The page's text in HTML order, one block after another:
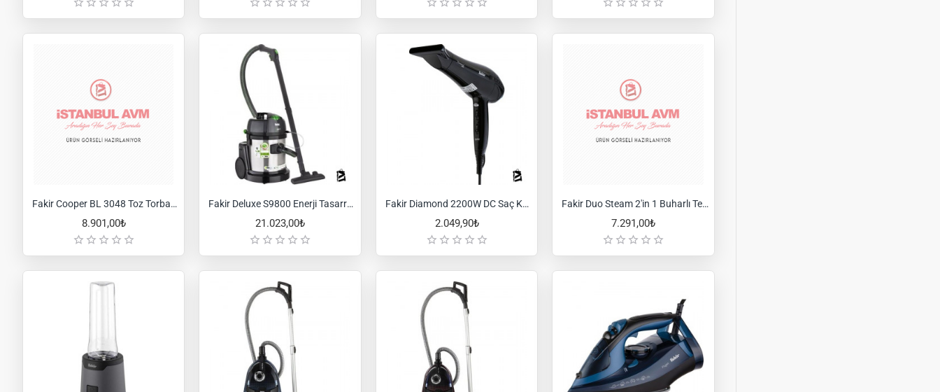
Fakir Cooper BL 3048 Toz Torbasız Elektrikli Süpürge
8.901,00₺
Fakir Deluxe S9800 Enerji Tasarruflu Inox Halı Yıkama Makinesi
21.023,00₺
Fakir Diamond 2200W DC Saç Kurutma Makinesi
2.049,90₺
Fakir Duo Steam 2'in 1 Buharlı Temizleyici
7.291,00₺